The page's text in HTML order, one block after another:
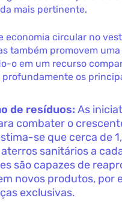
mais pertinente.
economia circular no
também promovem
o em um recurso
profundamente os
de resíduos: As
combater o
se que cerca de
sanitários a
são capazes de
novos produtos, por
exclusivas.